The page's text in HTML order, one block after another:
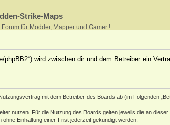
Strike-Maps
für Modder, Mapper und Gamer !
wird zwischen dir und dem Betreiber ein
mit dem Betreiber des Boards ab (im Folgenden
nutzen. Für die Nutzung des Boards gelten jeweils die an dieser
Einhaltung einer Frist jederzeit gekündigt werden.